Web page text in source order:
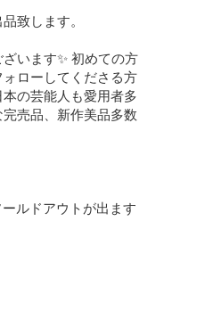
致します。
います✨ 初めての方
ローしてくださる方
の芸能人も愛用者多
売品、新作美品多数
ルドアウトが出ます